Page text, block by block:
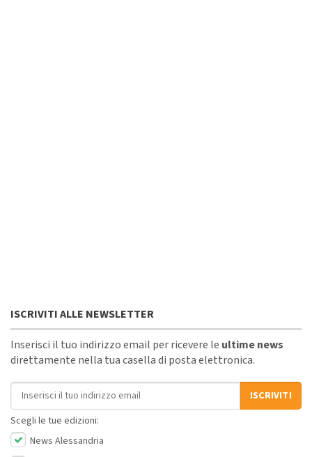
ISCRIVITI ALLE NEWSLETTER
Inserisci il tuo indirizzo email per ricevere le ultime news
direttamente nella tua casella di posta elettronica.
Indirizzo email
ISCRIVITI
Scegli le tue edizioni:
News Alessandria